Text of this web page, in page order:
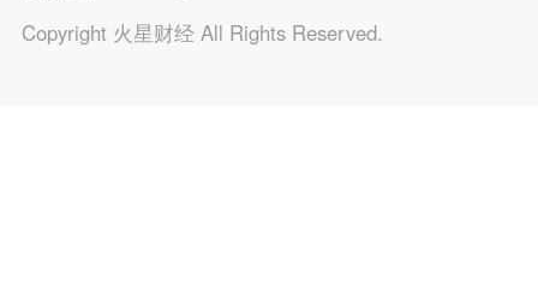
Copyright 火星财经 All Rights Reserved.